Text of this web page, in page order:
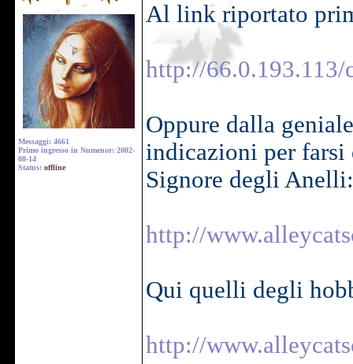
Messaggi: 4661
Primo ingresso in Numenor: 2002-
08-14
Status: offline
Al link riportato
http://
Oppure dalla
indicazioni per farsi
Signore degli Anelli:
http://
Qui quelli degli
http://